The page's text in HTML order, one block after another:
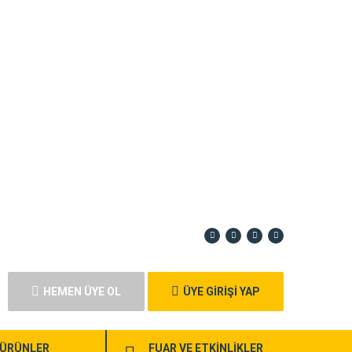
HEMEN ÜYE OL ÜYE GİRİŞİ YAP
ÜRÜNLER FUAR VE ETKİNLİKLER